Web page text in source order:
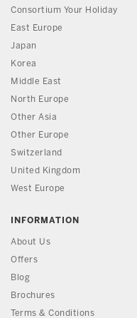
Consortium Your Holiday
East Europe
Japan
Korea
Middle East
North Europe
Other Asia
Other Europe
Switzerland
United Kingdom
West Europe
INFORMATION
About Us
Offers
Blog
Brochures
Terms & Conditions